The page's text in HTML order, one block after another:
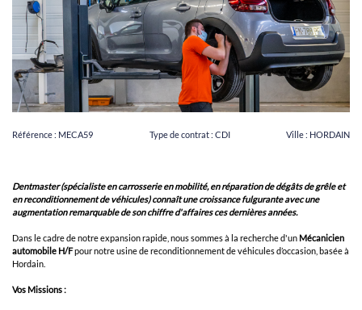
Référence : MECA59 Type de contrat : CDI Ville : HORDAIN
Dentmaster (spécialiste en carrosserie en mobilité, en réparation de dégâts de grêle et
en reconditionnement de véhicules) connaît une croissance fulgurante avec une
augmentation remarquable de son chiffre d'affaires ces dernières années.
Dans le cadre de notre expansion rapide, nous sommes à la recherche d'un Mécanicien
automobile H/Fpour notre usine de reconditionnement de véhicules d’occasion, basée à
Hordain.
Vos Missions :